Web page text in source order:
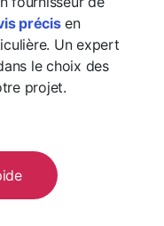
précisen
Un expert
le choix des
projet.